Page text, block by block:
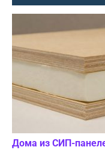
Дома из СИП-